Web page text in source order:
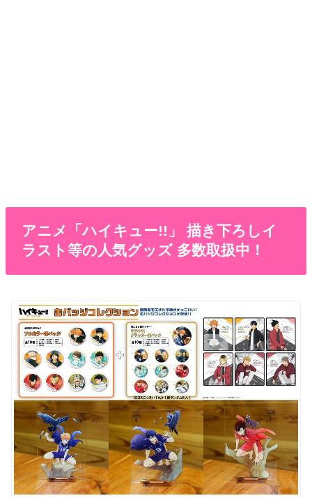
アニメ「ハイキュー!!」 描き下ろしイ
ラスト等の人気グッズ 多数取扱中！